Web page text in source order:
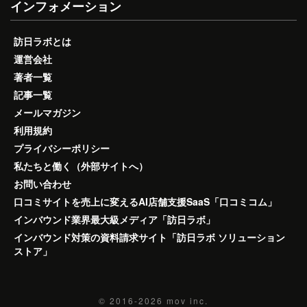
インフォメーション
訪日ラボとは
運営会社
著者一覧
記事一覧
メールマガジン
利用規約
プライバシーポリシー
私たちと働く（外部サイトへ）
お問い合わせ
口コミサイトを売上に変えるAI店舗支援SaaS「口コミコム」
インバウンド業界最大級メディア「訪日ラボ」
インバウンド対策の資料請求サイト「訪日ラボ ソリューション
ストア」
© 2016-2026 mov inc.